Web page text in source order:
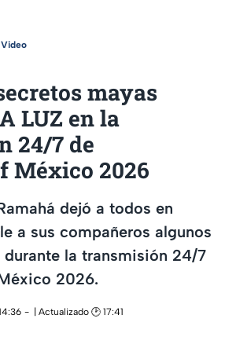
Video
mayas
LUZ en la
24/7 de
México 2026
dejó a todos en
a sus compañeros algunos
durante la transmisión 24/7
2026.
| Actualizado 🕑 17:41